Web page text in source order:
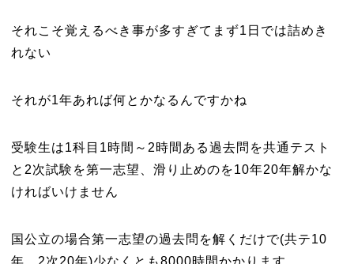
それこそ覚えるべき事が多すぎてまず1日では詰めき
れない
それが1年あれば何とかなるんですかね
受験生は1科目1時間～2時間ある過去問を共通テスト
と2次試験を第一志望、滑り止めのを10年20年解かな
ければいけません
国公立の場合第一志望の過去問を解くだけで(共テ10
年、2次20年)少なくとも8000時間かかります